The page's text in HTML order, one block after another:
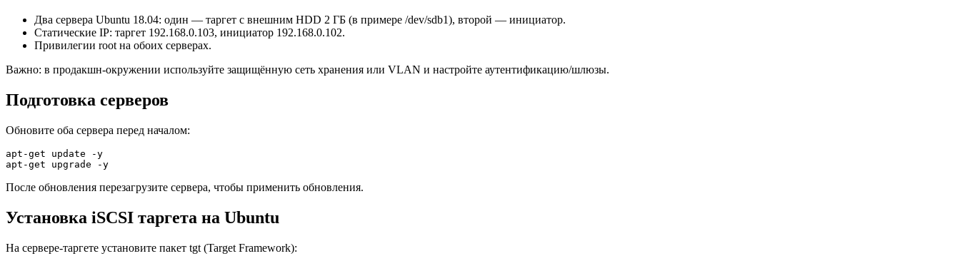
Два сервера Ubuntu 18.04: один — таргет с внешним HDD 2 ГБ (в примере /dev/sdb1), второй — инициатор.
Статические IP: таргет 192.168.0.103, инициатор 192.168.0.102.
Привилегии root на обоих серверах.
Важно: в продакшн-окружении используйте защищённую сеть хранения или VLAN и настройте аутентификацию/шлюзы.
Подготовка серверов
Обновите оба сервера перед началом:
apt-get update -y
apt-get upgrade -y
После обновления перезагрузите сервера, чтобы применить обновления.
Установка iSCSI таргета на Ubuntu
На сервере-таргете установите пакет tgt (Target Framework):